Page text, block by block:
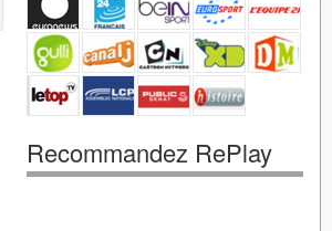
Recommandez RePlay